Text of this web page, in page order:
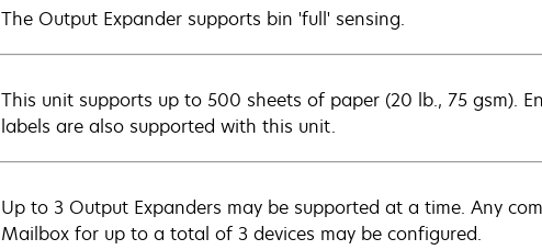
The Output Expander supports bin 'full' sensing.
This unit supports up to 500 sheets of paper (20 lb., 75 gsm).
labels are also supported with this unit.
Up to 3 Output Expanders may be supported at a time. Any
Mailbox for up to a total of 3 devices may be configured.